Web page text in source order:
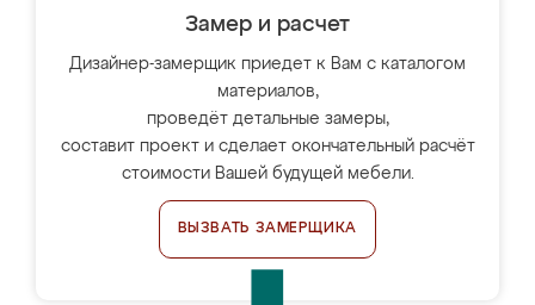
Замер и расчет
Дизайнер-замерщик приедет к Вам с каталогом
материалов,
проведёт детальные замеры,
составит проект и сделает окончательный расчёт
стоимости Вашей будущей мебели.
ВЫЗВАТЬ ЗАМЕРЩИКА